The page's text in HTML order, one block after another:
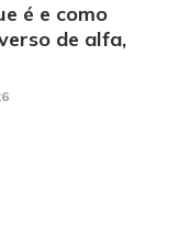
é e como
de alfa,